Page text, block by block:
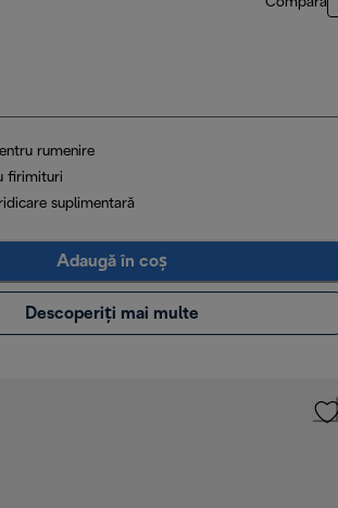
Compară
rumenire
firimituri
suplimentară
Adaugă în coș
Descoperiți mai multe